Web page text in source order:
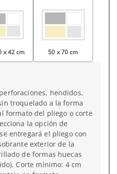
x 42 cm 50 x 70 cm
hendidos,
troquelado a la forma
formato del pliego o corte
la opción de
entregará el pliego con
exterior de la
de formas huecas
Corte mínimo: 4 cm